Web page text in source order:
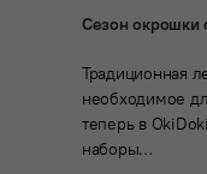
Сезон окрошки
Традиционная
необходимое
теперь в
наборы…